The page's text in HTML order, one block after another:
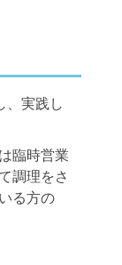
、実践し
臨時営業
調理をさ
る方の